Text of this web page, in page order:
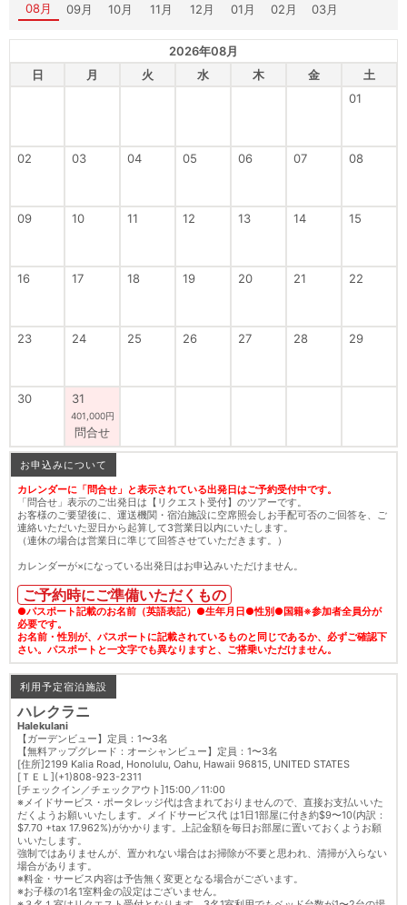
08月 09月 10月 11月 12月 01月 02月 03月
2026年08月
日
月 火 水 木 金
土
01
02 03 04 05 06 07 08
09 10 11 12 13 14 15
16 17 18 19 20 21 22
23 24 25 26 27 28 29
30 31
401,000円
問合せ
お申込みについて
カレンダーに「問合せ」と表示されている出発日はご予約受付中です。
「問合せ」表示のご出発日は【リクエスト受付】のツアーです。
お客様のご要望後に、運送機関・宿泊施設に空席照会しお手配可否のご回答を、ご
連絡いただいた翌日から起算して3営業日以内にいたします。
（連休の場合は営業日に準じて回答させていただきます。）
カレンダーが×になっている出発日はお申込みいただけません。
ご予約時にご準備いただくもの
●パスポート記載のお名前（英語表記）●生年月日●性別●国籍※参加者全員分が
必要です。
お名前・性別が、パスポートに記載されているものと同じであるか、必ずご確認下
さい。パスポートと一文字でも異なりますと、ご搭乗いただけません。
利用予定宿泊施設
ハレクラニ
Halekulani
【ガーデンビュー】定員：1〜3名
【無料アップグレード：オーシャンビュー】定員：1〜3名
[住所]2199 Kalia Road, Honolulu, Oahu, Hawaii 96815, UNITED STATES
[ＴＥＬ](+1)808-923-2311
[チェックイン／チェックアウト]15:00／11:00
※メイドサービス・ポータレッジ代は含まれておりませんので、直接お支払いいた
だくようお願いいたします。メイドサービス代 は1日1部屋に付き約$9〜10(内訳：
$7.70 +tax 17.962%)がかかります。上記金額を毎日お部屋に置いておくようお願
いいたします。
強制ではありませんが、置かれない場合はお掃除が不要と思われ、清掃が入らない
場合があります。
※料金・サービス内容は予告無く変更となる場合がございます。
※お子様の1名1室料金の設定はございません。